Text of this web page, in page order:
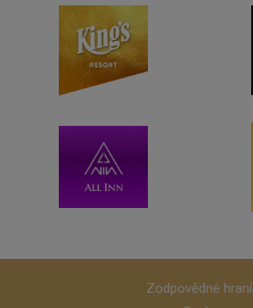
Zodpovědné hraní